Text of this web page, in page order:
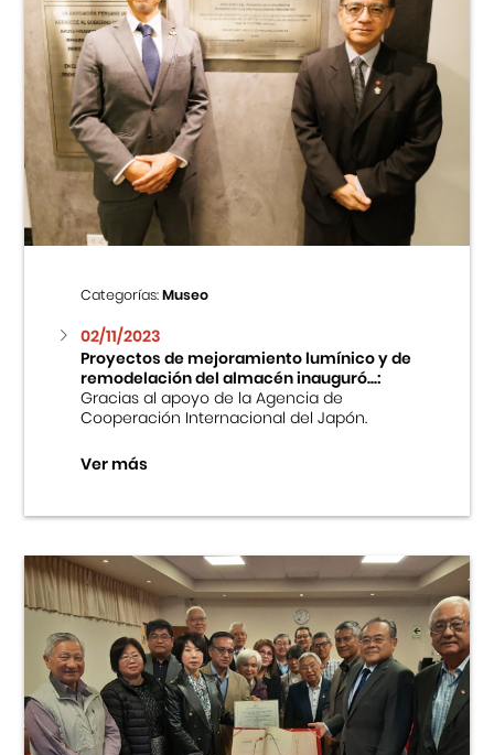
Categorías:Museo
02/11/2023
Proyectos de mejoramiento lumínico y de
remodelación del almacén inauguró...:
Gracias al apoyo de la Agencia de
Cooperación Internacional del Japón.
Ver más